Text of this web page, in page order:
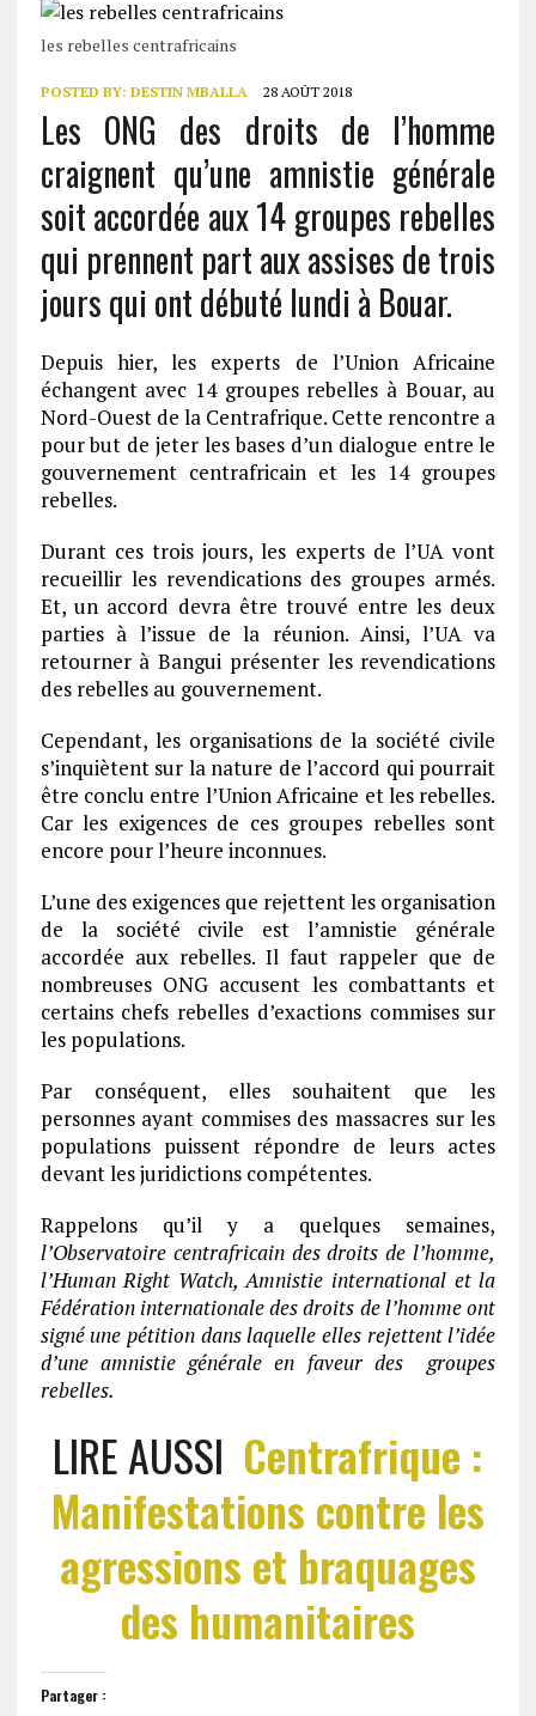
les rebelles centrafricains
POSTED BY: DESTIN MBALLA 28 AOÛT 2018
Les ONG des droits de l’homme
craignent qu’une amnistie générale
soit accordée aux 14 groupes rebelles
qui prennent part aux assises de trois
jours qui ont débuté lundi à Bouar.
Depuis hier, les experts de l’Union Africaine
échangent avec 14 groupes rebelles à Bouar, au
Nord-Ouest de la Centrafrique. Cette rencontre a
pour but de jeter les bases d’un dialogue entre le
gouvernement centrafricain et les 14 groupes
rebelles.
Durant ces trois jours, les experts de l’UA vont
recueillir les revendications des groupes armés.
Et, un accord devra être trouvé entre les deux
parties à l’issue de la réunion. Ainsi, l’UA va
retourner à Bangui présenter les revendications
des rebelles au gouvernement.
Cependant, les organisations de la société civile
s’inquiètent sur la nature de l’accord qui pourrait
être conclu entre l’Union Africaine et les rebelles.
Car les exigences de ces groupes rebelles sont
encore pour l’heure inconnues.
L’une des exigences que rejettent les organisation
de la société civile est l’amnistie générale
accordée aux rebelles. Il faut rappeler que de
nombreuses ONG accusent les combattants et
certains chefs rebelles d’exactions commises sur
les populations.
Par conséquent, elles souhaitent que les
personnes ayant commises des massacres sur les
populations puissent répondre de leurs actes
devant les juridictions compétentes.
Rappelons qu’il y a quelques semaines,
l’Observatoire centrafricain des droits de l’homme,
l’Human Right Watch, Amnistie international et la
Fédération internationale des droits de l’homme ont
signé une pétition dans laquelle elles rejettent l’idée
d’une amnistie générale en faveur des groupes
rebelles.
LIRE AUSSI Centrafrique :
Manifestations contre les
agressions et braquages
des humanitaires
Partager :